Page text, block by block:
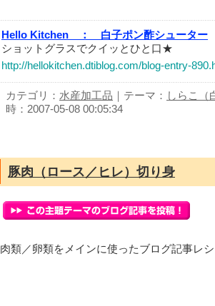
Hello Kitchen ：
白子ポン酢シューター
ショットグラスでクイッとひと口★
http://hellokitchen.dtiblog.com/blog-entry-
カテゴリ： 水産加工品 ｜テーマ： しらこ（
時：2007-05-08 00:05:34
豚肉（ロース／ヒレ）切り身
肉類／卵類をメインに使ったブログ記事レ